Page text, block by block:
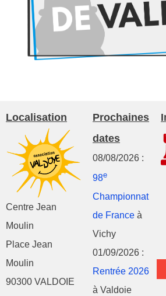
Localisation
Centre Jean
Moulin
Place Jean
Moulin
90300 VALDOIE
Prochaines
dates
08/08/2026 :
98e
Championnat
de France à
Vichy
01/09/2026 :
Rentrée 2026
à Valdoie